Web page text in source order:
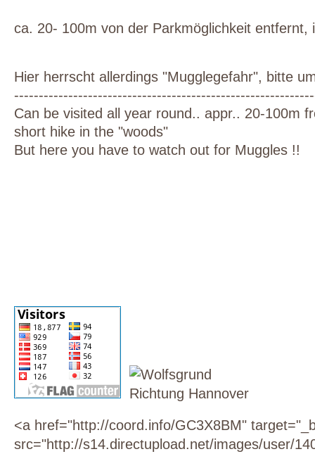
ca. 20- 100m von der Parkmöglichkeit entfernt,
Hier herrscht allerdings "Mugglegefahr", bitte
Can be visited all year round.. appr.. 20-100m
short hike in the "woods"
But here you have to watch out for Muggles !!
<a href="http://coord.info/GC3X8BM"
src="http://s14.directupload.net/images/user/